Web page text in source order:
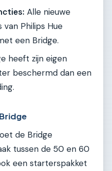
Alle nieuwe
Philips Hue
een Bridge.
heeft zijn eigen
beschermd dan een
de Bridge
tussen de 50 en 60
een starterspakket